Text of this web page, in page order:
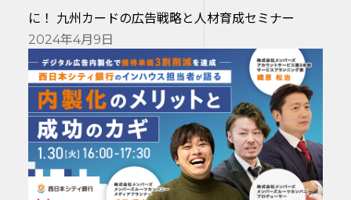
に！ 九州カードの広告戦略と人材育成セミナー
2024年4月9日